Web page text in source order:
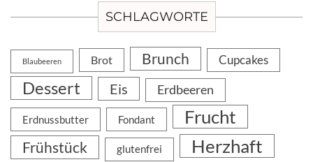
SCHLAGWORTE
Blaubeeren Brot Brunch Cupcakes
Dessert Eis Erdbeeren
Erdnussbutter Fondant Frucht
Frühstück glutenfrei Herzhaft